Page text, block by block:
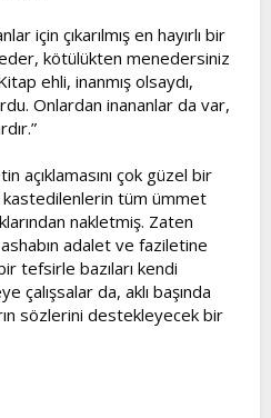
için çıkarılmış en hayırlı bir
kötülükten menedersiniz
ehli, inanmış olsaydı,
Onlardan inananlar da var,
açıklamasını çok güzel bir
tüm ümmet
nakletmiş. Zaten
adalet ve faziletine
tefsirle bazıları kendi
çalışsalar da, aklı başında
sözlerini destekleyecek bir